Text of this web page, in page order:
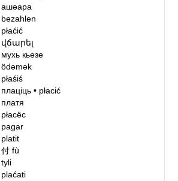
ашәара
bezahlen
płaćić
վճարել
мухь кьезе
ödəmək
płaśiś
плаціць• płacić
платя
płacëc
pagar
platit
付fù
tyli
plaćati